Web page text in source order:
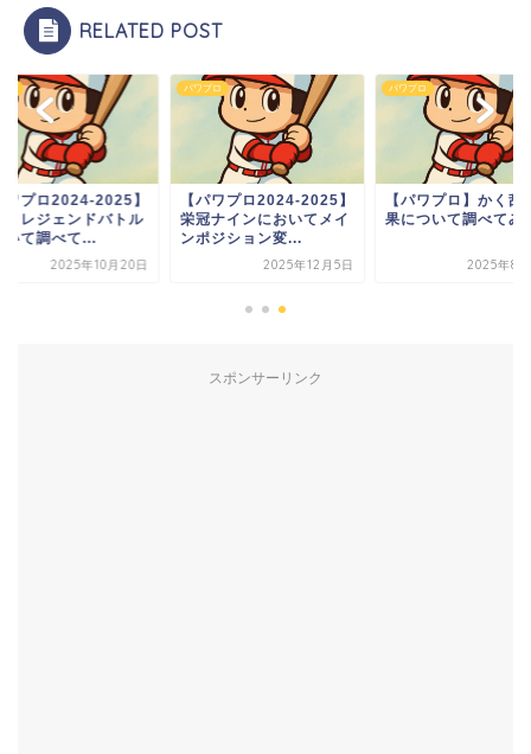
RELATED POST
ワプロ2024-2025】
！レジェンドバトル
いて調べて...
2025年10月20日
パワプロ
【パワプロ2024-2025】
栄冠ナインにおいてメイ
ンポジション変...
2025年12月5日
パワプロ
【パワプロ】かく乱
果について調べてみ
2025年8
スポンサーリンク